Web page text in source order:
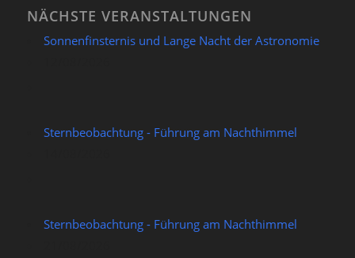
NÄCHSTE VERANSTALTUNGEN
Sonnenfinsternis und Lange Nacht der Astronomie
Sternbeobachtung - Führung am Nachthimmel
Sternbeobachtung - Führung am Nachthimmel